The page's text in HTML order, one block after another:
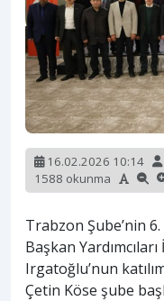
16.02.2026 10:14
1588 okunma
Trabzon Şube’nin
Başkan
Irgatoğlu’nun
Çetin Köse şube